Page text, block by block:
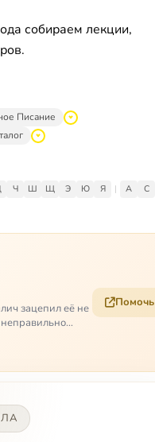
собираем лекции,
Писание
Ч Ш Щ Э Ю Я | A C
зацепил её не
Помочь